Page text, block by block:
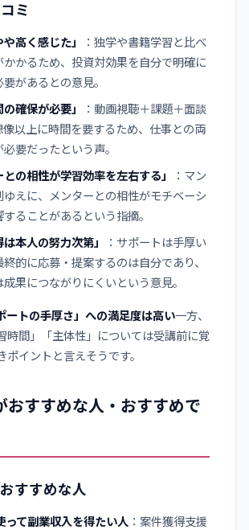
ミ
や高く感じた」
：独学や書籍学習と比べ
かかるため、投資対効果を自分で明確に
があるとの意見。
の確保が必要」
：動画視聴＋課題＋面談
像以上に時間を要するため、仕事との両
要だったという声。
との相性が学習効率を左右する」
：マン
ゆえに、メンターとの相性がモチベーシ
することがあるという指摘。
は本人の努力次第」
：サポートは手厚い
的に応募・提案するのは自分であり、
果につながりにくいという意見。
ートの手厚さ」への満足度は高い一方、
時間」「主体性」については受講前に覚
ポイントと言えそうです。
おすすめな人・おすすめで
すすめな人
って副業収入を得たい人 ：案件獲得支援